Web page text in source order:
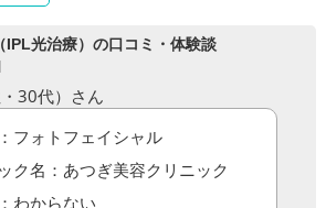
IPL光治療）の口コミ・体験談
30代）さん
フォトフェイシャル
ク名：あつぎ美容クリニック
わからない